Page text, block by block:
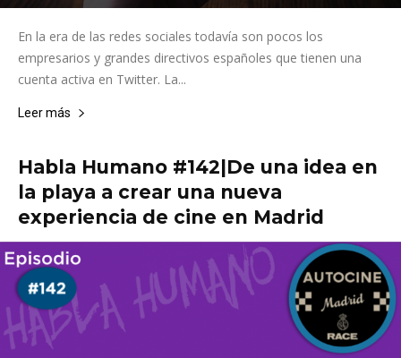
En la era de las redes sociales todavía son pocos los
empresarios y grandes directivos españoles que tienen una
cuenta activa en Twitter. La...
Leer más
Habla Humano #142|De una idea en
la playa a crear una nueva
experiencia de cine en Madrid